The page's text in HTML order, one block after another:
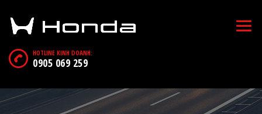
HOTLINE KINH DOANH:
0905 069 259